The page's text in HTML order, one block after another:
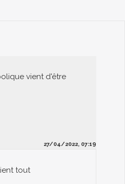
vient d'être
27/04/2022, 07:19
tout